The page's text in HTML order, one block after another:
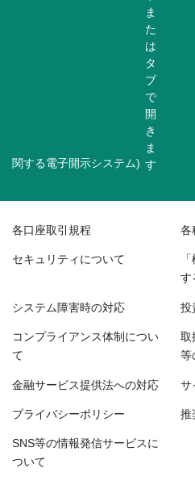
関する電子開示システム)
各口座取引規程 各
セキュリティについて
す
システム障害時の対応 投
コンプライアンス体制につい
て
取
等
金融サービス提供法への対応 サ
プライバシーポリシー 推
SNS等の情報発信サービスに
ついて